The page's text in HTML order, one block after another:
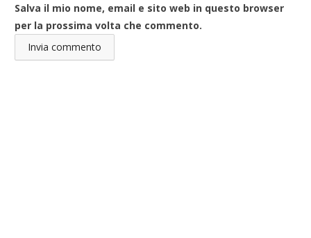
Salva il mio nome, email e sito web in questo browser
per la prossima volta che commento.